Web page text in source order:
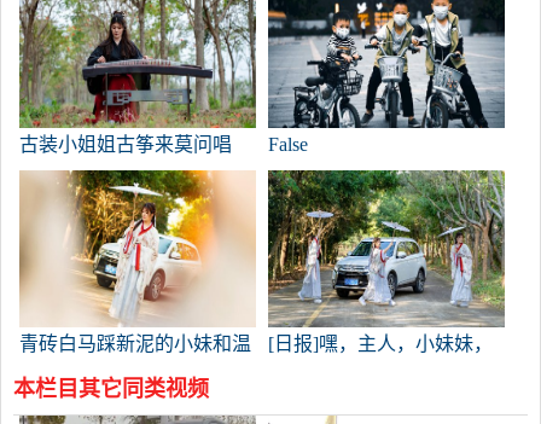
家
古装小姐姐古筝来莫问唱
歌。天涯也回到了莫问
False
青砖白马踩新泥的小妹和温
柔的韩福游览了茂名潘茂名
公园。
[日报]嘿，主人，小妹妹，
观潘茂名公园。
本栏目其它同类视频